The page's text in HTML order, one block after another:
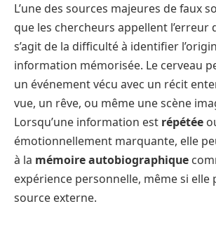
L’une des sources majeures de faux
que les chercheurs appellent l’erreur
s’agit de la difficulté à identifier
information mémorisée. Le cerveau
un événement vécu avec un récit
vue, un rêve, ou même une scène
Lorsqu’une information est répétée
émotionnellement marquante, elle
à la mémoire autobiographique
expérience personnelle, même si elle
source externe.